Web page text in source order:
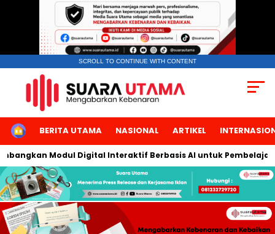
SCROLL TO CONTINUE WITH CONTENT
HOMEBERITA UTAMA NASIONAL ARTIKEL
Modul Digital Interaktif Berbasis AI untuk Pembelajaran